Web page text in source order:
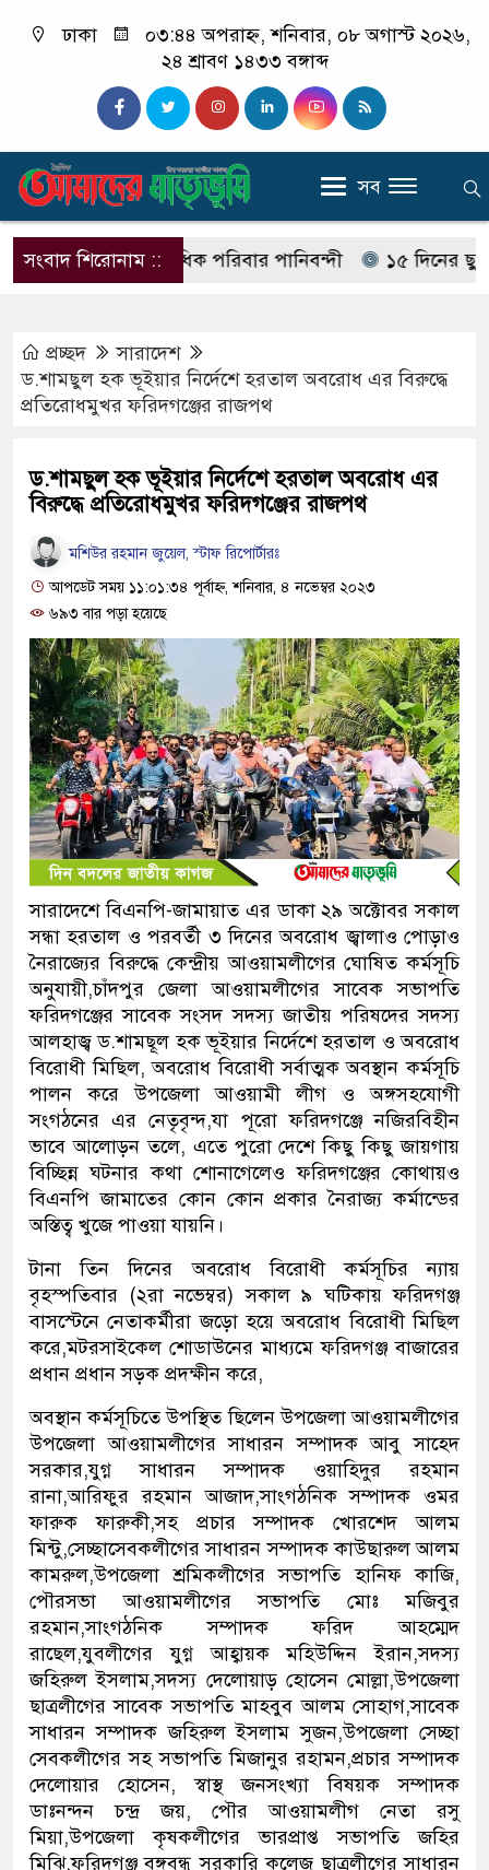
ঢাকা
০৩:৪৪ অপরাহ্ন, শনিবার, ০৮ অগাস্ট ২০২৬,
২৪ শ্রাবণ ১৪৩৩ বঙ্গাব্দ
সব
সংবাদ শিরোনাম ::
এক গ্রামের শতাধিক পরিবার পানিবন্দী ১৫ দিনের ছুটি নিয়ে
প্রচ্ছদ
সারাদেশ
ড.শামছুল হক ভূইয়ার নির্দেশে হরতাল অবরোধ এর বিরুদ্ধে
প্রতিরোধমুখর ফরিদগঞ্জের রাজপথ
ড.শামছুল হক ভূইয়ার নির্দেশে হরতাল অবরোধ এর
বিরুদ্ধে প্রতিরোধমুখর ফরিদগঞ্জের রাজপথ
মশিউর রহমান জুয়েল, স্টাফ রিপোর্টারঃ
আপডেট সময় ১১:০১:৩৪ পূর্বাহ্ন, শনিবার, ৪ নভেম্বর ২০২৩
৬৯৩ বার পড়া হয়েছে
সারাদেশে বিএনপি-জামায়াত এর ডাকা ২৯ অক্টোবর সকাল
সন্ধা হরতাল ও পরবর্তী ৩ দিনের অবরোধ জ্বালাও পোড়াও
নৈরাজ্যের বিরুদ্ধে কেন্দ্রীয় আওয়ামলীগের ঘোষিত কর্মসূচি
অনুযায়ী,চাঁদপুর জেলা আওয়ামলীগের সাবেক সভাপতি
ফরিদগঞ্জের সাবেক সংসদ সদস্য জাতীয় পরিষদের সদস্য
আলহাজ্ব ড.শামছূল হক ভূইয়ার নির্দেশে হরতাল ও অবরোধ
বিরোধী মিছিল, অবরোধ বিরোধী সর্বাত্মক অবস্থান কর্মসূচি
পালন করে উপজেলা আওয়ামী লীগ ও অঙ্গসহযোগী
সংগঠনের এর নেতৃবৃন্দ,যা পূরো ফরিদগঞ্জে নজিরবিহীন
ভাবে আলোড়ন তলে, এতে পুরো দেশে কিছু কিছু জায়গায়
বিচ্ছিন্ন ঘটনার কথা শোনাগেলেও ফরিদগঞ্জের কোথায়ও
বিএনপি জামাতের কোন কোন প্রকার নৈরাজ্য কর্মান্ডের
অস্তিত্ব খুজে পাওয়া যায়নি।
টানা তিন দিনের অবরোধ বিরোধী কর্মসূচির ন্যায়
বৃহস্পতিবার (২রা নভেম্বর) সকাল ৯ ঘটিকায় ফরিদগঞ্জ
বাসস্টেনে নেতাকর্মীরা জড়ো হয়ে অবরোধ বিরোধী মিছিল
করে,মটরসাইকেল শোডাউনের মাধ্যমে ফরিদগঞ্জ বাজারের
প্রধান প্রধান সড়ক প্রদক্ষীন করে,
অবস্থান কর্মসূচিতে উপস্থিত ছিলেন উপজেলা আওয়ামলীগের
উপজেলা আওয়ামলীগের সাধারন সম্পাদক আবু সাহেদ
সরকার,যুগ্ন সাধারন সম্পাদক ওয়াহিদুর রহমান
রানা,আরিফুর রহমান আজাদ,সাংগঠনিক সম্পাদক ওমর
ফারুক ফারুকী,সহ প্রচার সম্পাদক খোরশেদ আলম
মিন্টু,সেচ্ছাসেবকলীগের সাধারন সম্পাদক কাউছারুল আলম
কামরুল,উপজেলা শ্রমিকলীগের সভাপতি হানিফ কাজি,
পৌরসভা আওয়ামলীগের সভাপতি মোঃ মজিবুর
রহমান,সাংগঠনিক সম্পাদক ফরিদ আহম্মেদ
রাছেল,যুবলীগের যুগ্ন আহ্বায়ক মহিউদ্দিন ইরান,সদস্য
জহিরুল ইসলাম,সদস্য দেলোয়াড় হোসেন মোল্লা,উপজেলা
ছাত্রলীগের সাবেক সভাপতি মাহবুব আলম সোহাগ,সাবেক
সাধারন সম্পাদক জহিরুল ইসলাম সুজন,উপজেলা সেচ্ছা
সেবকলীগের সহ সভাপতি মিজানুর রহামন,প্রচার সম্পাদক
দেলোয়ার হোসেন, স্বাস্থ জনসংখ্যা বিষয়ক সম্পাদক
ডাঃনন্দন চন্দ্র জয়, পৌর আওয়ামলীগ নেতা রসু
মিয়া,উপজেলা কৃষকলীগের ভারপ্রাপ্ত সভাপতি জহির
মিঝি,ফরিদগঞ্জ বঙ্গবন্ধু সরকারি কলেজ ছাত্রলীগের সাধারন